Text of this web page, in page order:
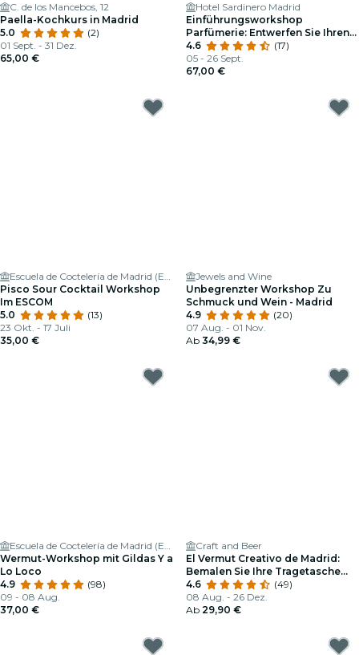
C. de los Mancebos, 12
Paella-Kochkurs in Madrid
5.0
(2)
01 Sept. - 31 Dez.
65,00 €
Hotel Sardinero Madrid
Einführungsworkshop
Parfümerie: Entwerfen Sie Ihren
Eigenen Duft
4.6
(17)
05 - 26 Sept.
67,00 €
Escuela de Coctelería de Madrid (ESCOM)
Pisco Sour Cocktail Workshop
Im ESCOM
5.0
(13)
23 Okt. - 17 Juli
35,00 €
Jewels and Wine
Unbegrenzter Workshop Zu
Schmuck und Wein - Madrid
4.9
(20)
07 Aug. - 01 Nov.
Ab 34,99 €
Escuela de Coctelería de Madrid (ESCOM)
Wermut-Workshop mit Gildas Y a
Lo Loco
4.9
(98)
09 - 08 Aug.
37,00 €
Craft and Beer
El Vermut Creativo de Madrid:
Bemalen Sie Ihre Tragetasche
mit Neonfarben und Genießen
Sie Einen Aperitif in Malasaña
4.6
(49)
08 Aug. - 26 Dez.
Ab 29,90 €